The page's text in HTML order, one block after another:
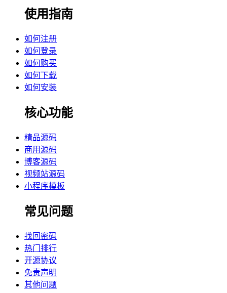
使用指南
如何注册
如何登录
如何购买
如何下载
如何安装
核心功能
精品源码
商用源码
博客源码
视频站源码
小程序模板
常见问题
找回密码
热门排行
开源协议
免责声明
其他问题